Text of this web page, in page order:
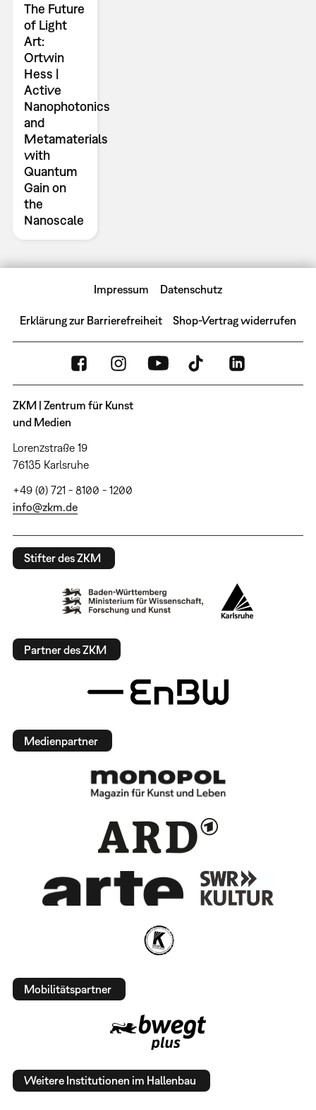
The Future
of Light
Art:
Ortwin
Hess |
Active
Nanophotonics
and
Metamaterials
with
Quantum
Gain on
the
Nanoscale
Impressum Datenschutz
Erklärung zur Barrierefreiheit Shop-Vertrag widerrufen
ZKM | Zentrum für Kunst
und Medien
Lorenzstraße 19
76135 Karlsruhe
+49 (0) 721 - 8100 - 1200
info@zkm.de
Stifter des ZKM
Partner des ZKM
Medienpartner
Mobilitätspartner
Weitere Institutionen im Hallenbau